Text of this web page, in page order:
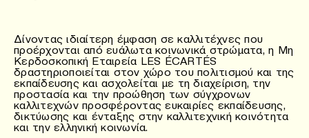
Δίνοντας ιδιαίτερη έμφαση σε καλλιτέχνες που
προέρχονται από ευάλωτα κοινωνικά στρώματα, η Μη
Κερδοσκοπική Εταιρεία LES ÉCARTÉS
δραστηριοποιείται στον χώρο του πολιτισμού και της
εκπαίδευσης και ασχολείται με τη διαχείριση, την
προστασία και την προώθηση των σύγχρονων
καλλιτεχνών προσφέροντας ευκαιρίες εκπαίδευσης,
δικτύωσης και ένταξης στην καλλιτεχνική κοινότητα
και την ελληνική κοινωνία.